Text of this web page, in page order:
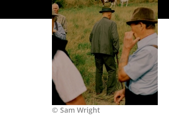
© Sam Wright